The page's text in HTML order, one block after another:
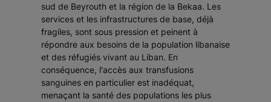
sud de Beyrouth et la région de la Bekaa. Les
services et les infrastructures de base, déjà
fragiles, sont sous pression et peinent à
répondre aux besoins de la population libanaise
et des réfugiés vivant au Liban. En
conséquence, l'accès aux transfusions
sanguines en particulier est inadéquat,
menaçant la santé des populations les plus